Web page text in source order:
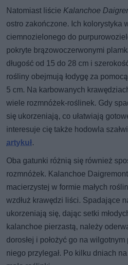
Natomiast liścieKalanchoe
ostro zakończone. Ich kolorystyka
ciemnozielonego do
pokryte brązowoczerwonymi
długość od 15 do 28 cm i
rośliny obejmują łodygę za
5 cm. Na karbowanych
wiele rozmnóżek-roślinek. Gdy
się ukorzeniają, co ułatwiają
interesuje cię także hodowla
artykuł.
Oba gatunki różnią się również
rozmnóżek. Kalanchoe
macierzystej w formie małych
wzdłuż krawędzi liści. Spadające
ukorzeniają się, dając setki
kalanchoe pierzastą, należy
dorosłej i położyć go na
niego przylegał. Po kilku dniach